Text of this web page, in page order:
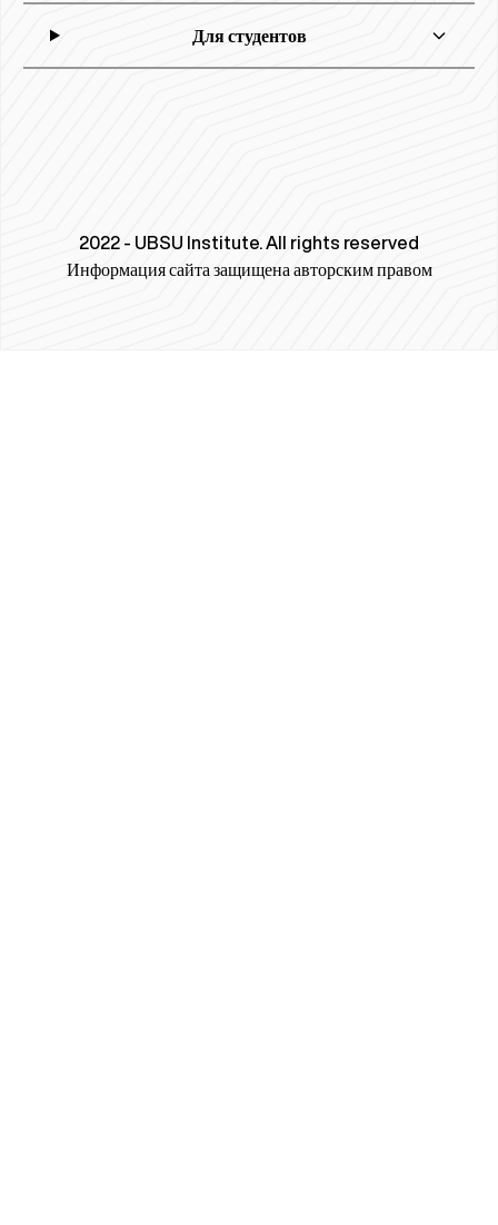
Для студентов
2022 - UBSU Institute. All rights reserved
Информация сайта защищена авторским правом